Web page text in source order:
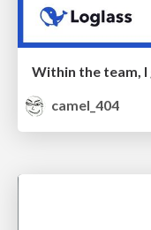
camel_404